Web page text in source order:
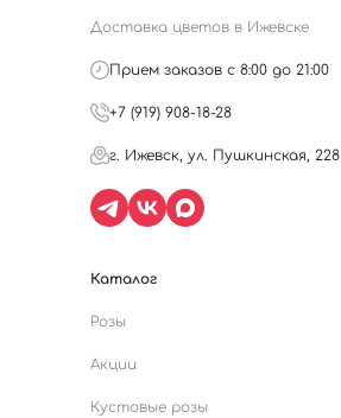
Доставка цветов в Ижевске
Прием заказов с 8:00 до 21:00
+7 (919) 908-18-28
г. Ижевск, ул. Пушкинская, 228
Каталог
Розы
Акции
Кустовые розы